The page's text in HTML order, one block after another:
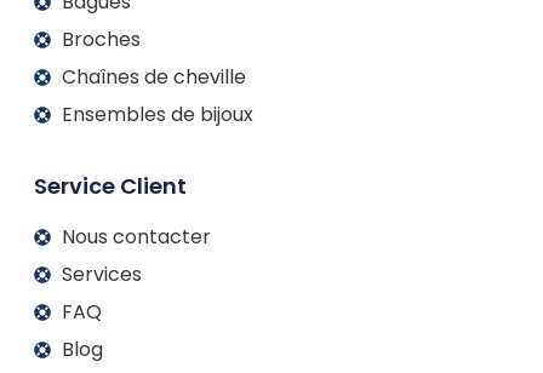
Broches
Chaînes de cheville
Ensembles de bijoux
Service Client
Nous contacter
Services
FAQ
Blog